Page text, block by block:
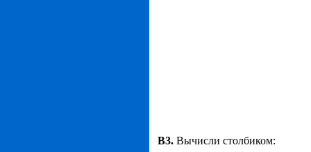
B3. Вычисли столбиком: